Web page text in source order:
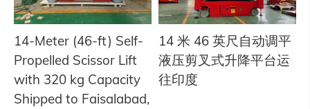
14-Meter (46-ft) Self-
Propelled Scissor Lift
with 320 kg Capacity
Shipped to Faisalabad,
14 米 46 英尺自动调平
液压剪叉式升降平台运
往印度